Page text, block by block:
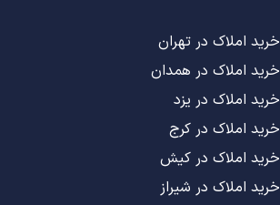
خرید املاک در تهران
خرید املاک در همدان
خرید املاک در یزد
خرید املاک در کرج
خرید املاک در کیش
خرید املاک در شیراز